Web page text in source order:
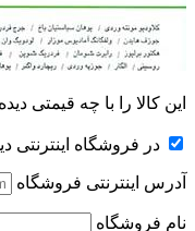
این کالا را با چه قیمتی
در فروشگاه اینترنتی
آدرس اینترنتی فروشگاه
نام فروشگاه